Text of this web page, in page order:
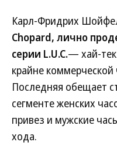
Карл-Фридрих
Chopard, лично
серии L.U.C.— хай-
крайне
Последняя обещает
сегменте женских
привез и мужские
хода.